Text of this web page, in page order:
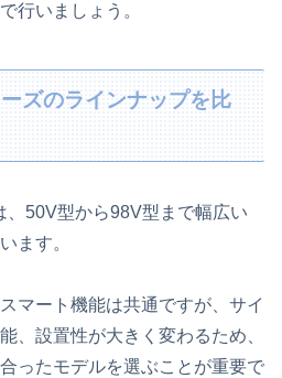
行いましょう。
ズのラインナップを比
、50V型から98V型まで幅広い
ます。
マート機能は共通ですが、サイ
、設置性が大きく変わるため、
ったモデルを選ぶことが重要で